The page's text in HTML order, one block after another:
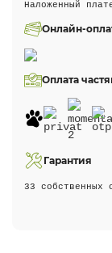
Наложенный
Онлайн-
Оплата
Гарантия
33 собственных